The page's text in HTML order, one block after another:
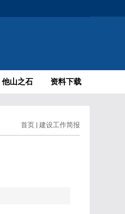
他山之石 资料下载
首页 建设工作简报